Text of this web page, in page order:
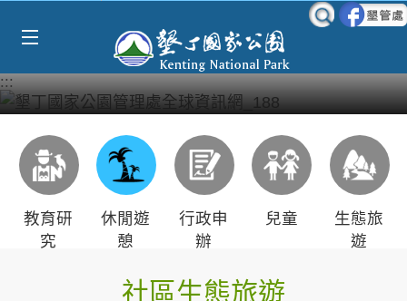
:::
教育研
究
休閒遊
憩
行政申
辦
兒童
生態旅
遊
社區生態旅遊